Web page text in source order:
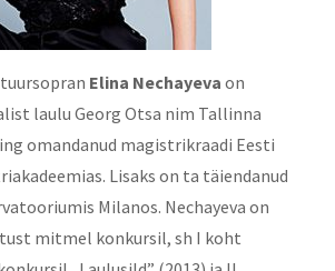
Elina Nechayeva on
laulu Georg Otsa nim Tallinna
omandanud magistrikraadi Eesti
Lisaks on ta täiendanud
Milanos. Nechayeva on
mitmel konkursil, sh I koht